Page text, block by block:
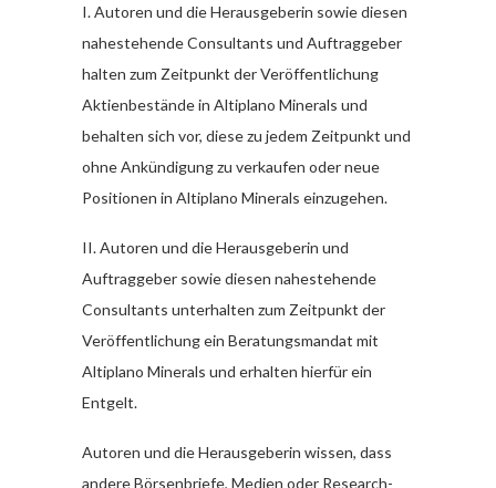
I. Autoren und die Herausgeberin sowie diesen
nahestehende Consultants und Auftraggeber
halten zum Zeitpunkt der Veröffentlichung
Aktienbestände in Altiplano Minerals und
behalten sich vor, diese zu jedem Zeitpunkt und
ohne Ankündigung zu verkaufen oder neue
Positionen in Altiplano Minerals einzugehen.
II. Autoren und die Herausgeberin und
Auftraggeber sowie diesen nahestehende
Consultants unterhalten zum Zeitpunkt der
Veröffentlichung ein Beratungsmandat mit
Altiplano Minerals und erhalten hierfür ein
Entgelt.
Autoren und die Herausgeberin wissen, dass
andere Börsenbriefe, Medien oder Research-